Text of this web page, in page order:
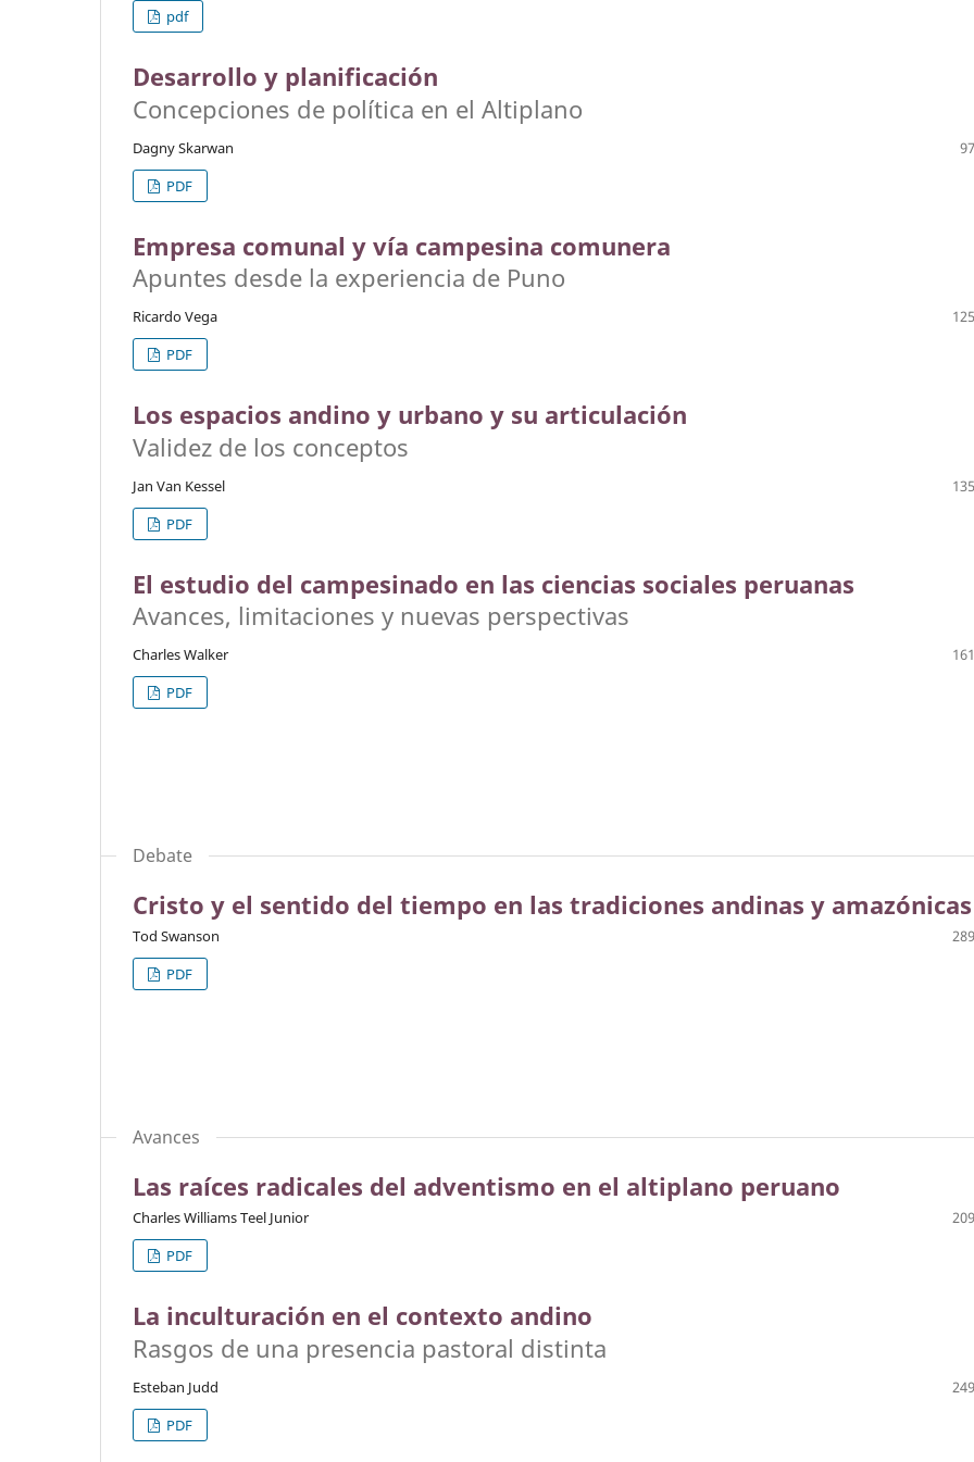
pdf
Desarrollo y planificación
Concepciones de política en el Altiplano
Dagny Skarwan
PDF
Empresa comunal y vía campesina comunera
Apuntes desde la experiencia de Puno
Ricardo Vega
PDF
Los espacios andino y urbano y su articulación
Validez de los conceptos
Jan Van Kessel
PDF
El estudio del campesinado en las ciencias sociales peruanas
Avances, limitaciones y nuevas perspectivas
Charles Walker
PDF
Debate
Cristo y el sentido del tiempo en las tradiciones andinas y amazónicas
Tod Swanson
PDF
Avances
Las raíces radicales del adventismo en el altiplano peruano
Charles Williams Teel Junior
PDF
La inculturación en el contexto andino
Rasgos de una presencia pastoral distinta
Esteban Judd
PDF